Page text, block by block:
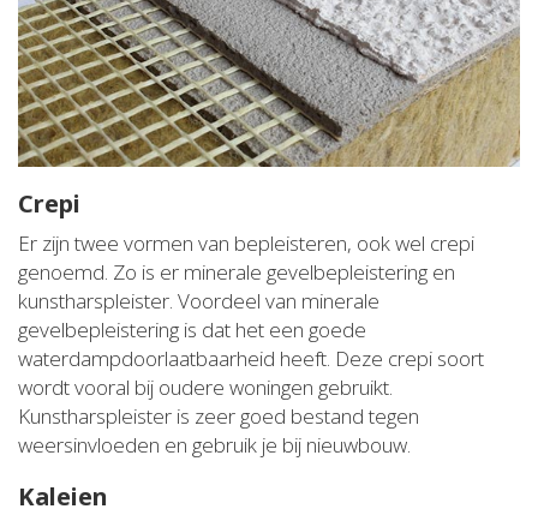
Crepi
Er zijn twee vormen van bepleisteren, ook wel crepi
genoemd. Zo is er minerale gevelbepleistering en
kunstharspleister. Voordeel van minerale
gevelbepleistering is dat het een goede
waterdampdoorlaatbaarheid heeft. Deze crepi soort
wordt vooral bij oudere woningen gebruikt.
Kunstharspleister is zeer goed bestand tegen
weersinvloeden en gebruik je bij nieuwbouw.
Kaleien